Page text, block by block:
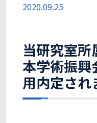
2020.09.25
当研究室所
本学術振興
用内定され